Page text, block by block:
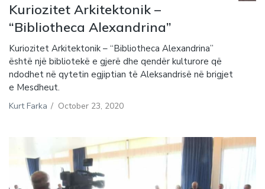
Kuriozitet Arkitektonik –
“Bibliotheca Alexandrina”
Kuriozitet Arkitektonik – “Bibliotheca Alexandrina”
është një bibliotekë e gjerë dhe qendër kulturore që
ndodhet në qytetin egjiptian të Aleksandrisë në brigjet
e Mesdheut.
Kurt Farka / October 23, 2020